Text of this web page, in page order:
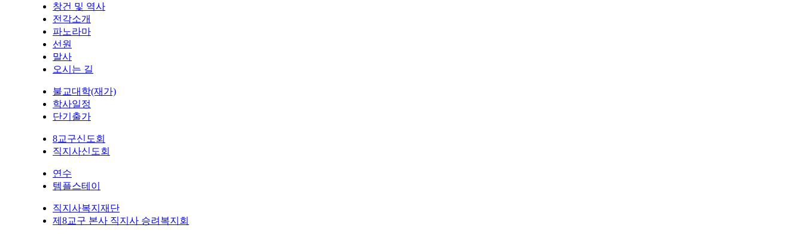
창건 및 역사
전각소개
파노라마
선원
말사
오시는 길
불교대학(재가)
학사일정
단기출가
8교구신도회
직지사신도회
연수
템플스테이
직지사복지재단
제8교구 본사 직지사 승려복지회